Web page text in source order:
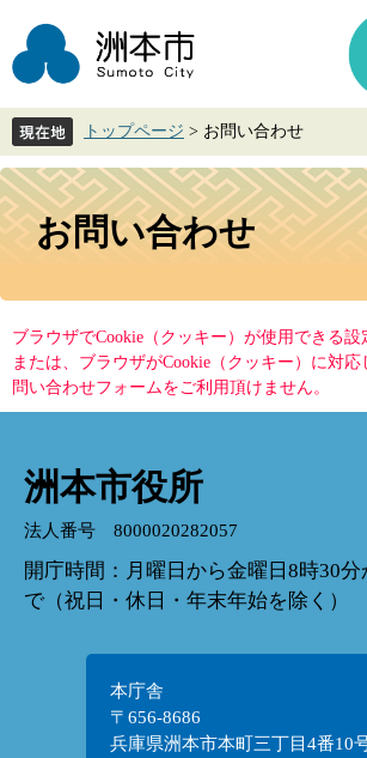
ジ
先
で
す。
ュ
を
ば
し
て
トップページ > お問い合わせ
本
文
お問い合わせ
ブラウザでCookie（クッキー）が使用できる設
または、ブラウザがCookie（クッキー）に対
問い合わせフォームをご利用頂けません。
洲本市役所
法人番号 8000020282057
開庁時間：月曜日から金曜日8時30分
で（祝日・休日・年末年始を除く）
本庁舎
〒656-8686
兵庫県洲本市本町三丁目4番10